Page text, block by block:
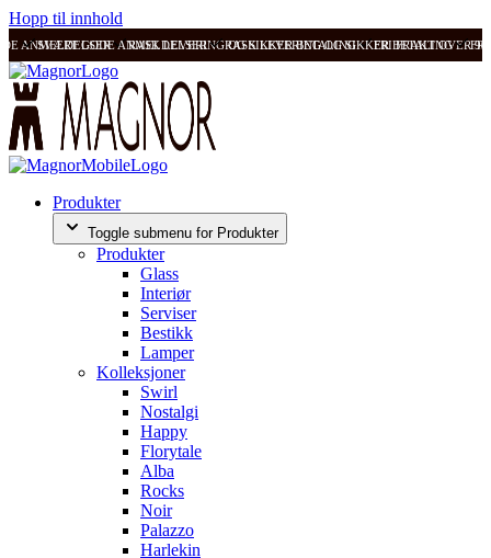
Hopp til innhold
ANMELDELSER RASK LEVERING OG SIKKER BETALING FRI FRAKT OVER
SVÆRT GODE ANMELDELSER RASK LEVERING OG SIKKER BETALING
Produkter
Toggle submenu for Produkter
Produkter
Glass
Interiør
Serviser
Bestikk
Lamper
Kolleksjoner
Swirl
Nostalgi
Happy
Florytale
Alba
Rocks
Noir
Palazzo
Harlekin